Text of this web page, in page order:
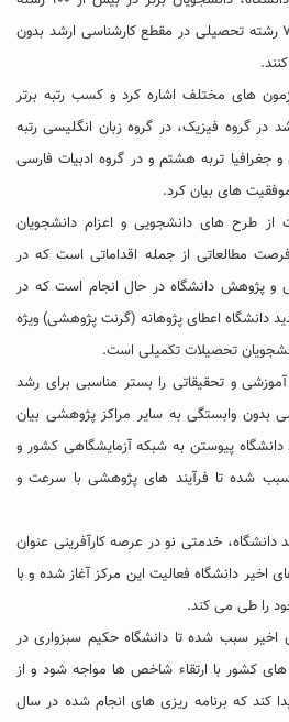
تحصیلی در مقطع کارشناسی و ۷۰ رشته تحصیلی در مقطع کارشناسی ارشد بدون
های مختلف اشاره کرد و کسب رتبه برتر
در گروه فیزیک، در گروه زبان انگلیسی رتبه
تربه هشتم و در گروه ادبیات فارسی
های بیان کرد.
از طرح های دانشجویی و اعزام دانشجویان
مطالعاتی از جمله اقداماتی است که در
پژوهش دانشگاه در حال انجام است که در
دانشگاه اعطای پژوهانه (گرنت پژوهشی) ویژه
تحصیلات تکمیلی است.
و تحقیقاتی را بستر مناسبی برای رشد
بدون وابستگی به سایر مراکز پژوهشی بیان
پیوستن به شبکه آزمایشگاهی کشور و
سبب شده تا فرآیند های پژوهشی با سرعت و
دانشگاه، خدمتی نو در عرصه کارآفرینی عنوان
دانشگاه فعالیت این مرکز آغاز شده و با
را طی می کند.
سبب شده تا دانشگاه حکیم سبزواری در
های کشور با ارتقاء شاخص ها مواجه شود و از
ارتقاء رتبه پیدا کند که برنامه ریزی های انجام شده در سال